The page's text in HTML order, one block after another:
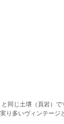
同じ土壌（頁岩）
り多いヴィンテージ